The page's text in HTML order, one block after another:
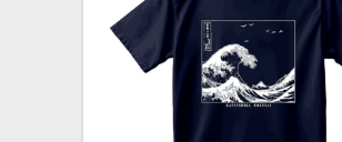
XZONE CLUB